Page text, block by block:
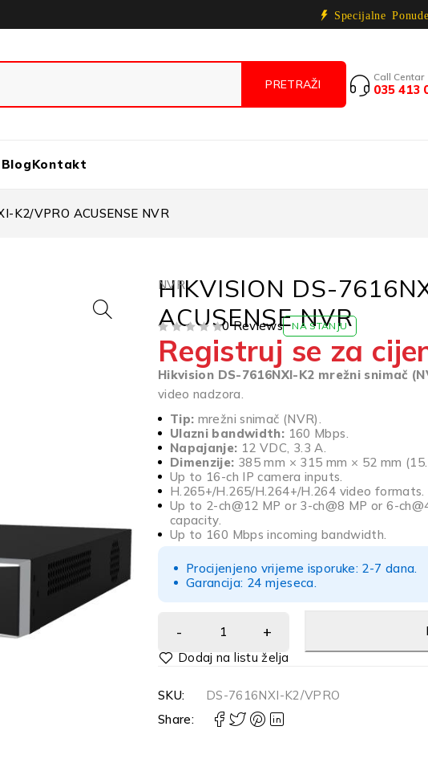
Specijalne Ponude
Call Centar
035 413
Kontakt
K2/VPRO ACUSENSE NVR
NVR
HIKVISION DS-
ACUSENSE NVR
0 Reviews NA STANJU
Registruj se za
Hikvision DS-7616NXI-K2 mrežni snimač
video nadzora.
Tip: mrežni snimač (NVR).
Ulazni bandwidth: 160 Mbps.
Napajanje: 12 VDC, 3.3 A.
Dimenzije: 385 mm × 315 mm × 52 mm
Up to 16-ch IP camera inputs.
H.265+/H.265/H.264+/H.264 video formats.
Up to 2-ch@12 MP or 3-ch@8 MP or 6-
capacity.
Up to 160 Mbps incoming bandwidth.
Procijenjeno vrijeme isporuke: 2-7 dana.
Garancija: 24 mjeseca.
Alternative:
SKU:
DS-7616NXI-K2/VPRO
Share: